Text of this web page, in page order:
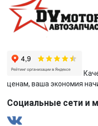
ценам, ваша экономия
Социальные сети и